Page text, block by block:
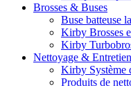
Brosses & Buses
Buse batteuse
Kirby Brosses
Kirby
Nettoyage & Entretien
Kirby Système
Produits de